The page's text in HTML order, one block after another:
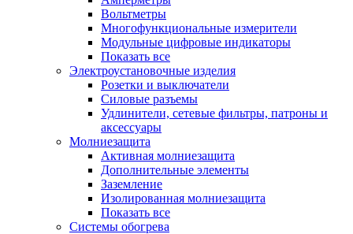
Вольтметры
Многофункциональные измерители
Модульные цифровые индикаторы
Показать все
Электроустановочные изделия
Розетки и выключатели
Силовые разъемы
Удлинители, сетевые фильтры, патроны и
аксессуары
Молниезащита
Активная молниезащита
Дополнительные элементы
Заземление
Изолированная молниезащита
Показать все
Системы обогрева